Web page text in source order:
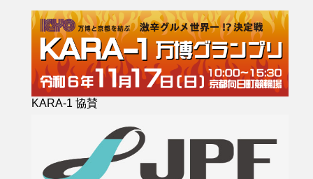
KARA-1 協賛